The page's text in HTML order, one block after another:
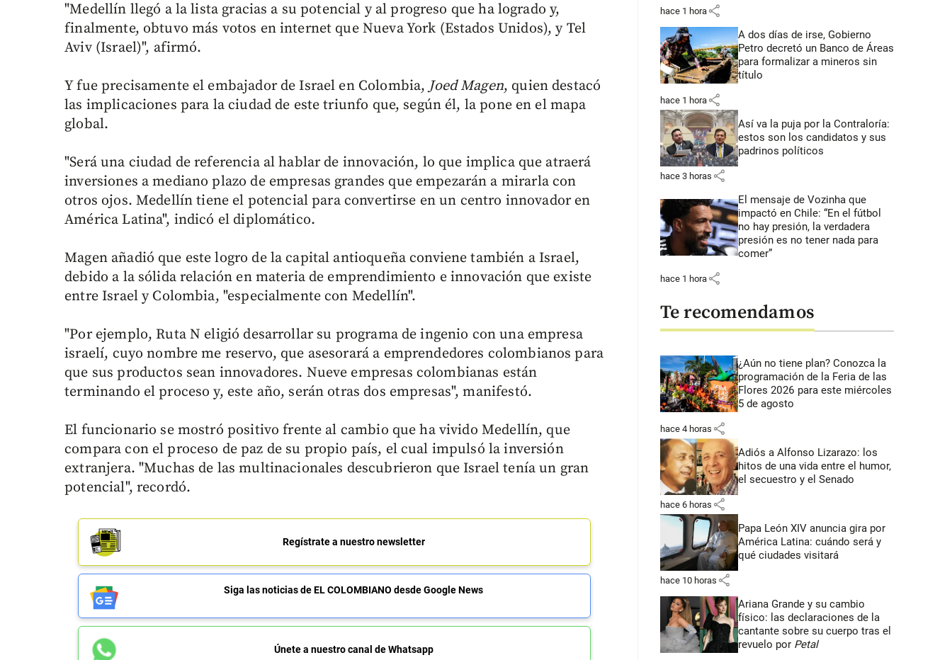
"Medellín llegó a la lista gracias a su potencial y al progreso que ha logrado y,
finalmente, obtuvo más votos en internet que Nueva York (Estados Unidos), y Tel
Aviv (Israel)", afirmó.
Y fue precisamente el embajador de Israel en Colombia,Joed Magen, quien destacó
las implicaciones para la ciudad de este triunfo que, según él, la pone en el mapa
global.
"Será una ciudad de referencia al hablar de innovación, lo que implica que atraerá
inversiones a mediano plazo de empresas grandes que empezarán a mirarla con
otros ojos. Medellín tiene el potencial para convertirse en un centro innovador en
América Latina", indicó el diplomático.
Magen añadió que este logro de la capital antioqueña conviene también a Israel,
debido a la sólida relación en materia de emprendimiento e innovación que existe
entre Israel y Colombia, "especialmente con Medellín".
"Por ejemplo, Ruta N eligió desarrollar su programa de ingenio con una empresa
israelí, cuyo nombre me reservo, que asesorará a emprendedores colombianos para
que sus productos sean innovadores. Nueve empresas colombianas están
terminando el proceso y, este año, serán otras dos empresas", manifestó.
El funcionario se mostró positivo frente al cambio que ha vivido Medellín, que
compara con el proceso de paz de su propio país, el cual impulsó la inversión
extranjera. "Muchas de las multinacionales descubrieron que Israel tenía un gran
potencial", recordó.
Regístrate a nuestro newsletter
Siga las noticias de EL COLOMBIANO desde Google News
Únete a nuestro canal de Whatsapp
hace 1 hora share
A dos días de irse, Gobierno
Petro decretó un Banco de Áreas
para formalizar a mineros sin
título
hace 1 hora share
Así va la puja por la Contraloría:
estos son los candidatos y sus
padrinos políticos
hace 3 horas share
El mensaje de Vozinha que
impactó en Chile: “En el fútbol
no hay presión, la verdadera
presión es no tener nada para
comer”
hace 1 hora share
Te recomendamos
¿Aún no tiene plan? Conozca la
programación de la Feria de las
Flores 2026 para este miércoles
5 de agosto
hace 4 horas share
Adiós a Alfonso Lizarazo: los
hitos de una vida entre el humor,
el secuestro y el Senado
hace 6 horas share
Papa León XIV anuncia gira por
América Latina: cuándo será y
qué ciudades visitará
hace 10 horas share
Ariana Grande y su cambio
físico: las declaraciones de la
cantante sobre su cuerpo tras el
revuelo por Petal